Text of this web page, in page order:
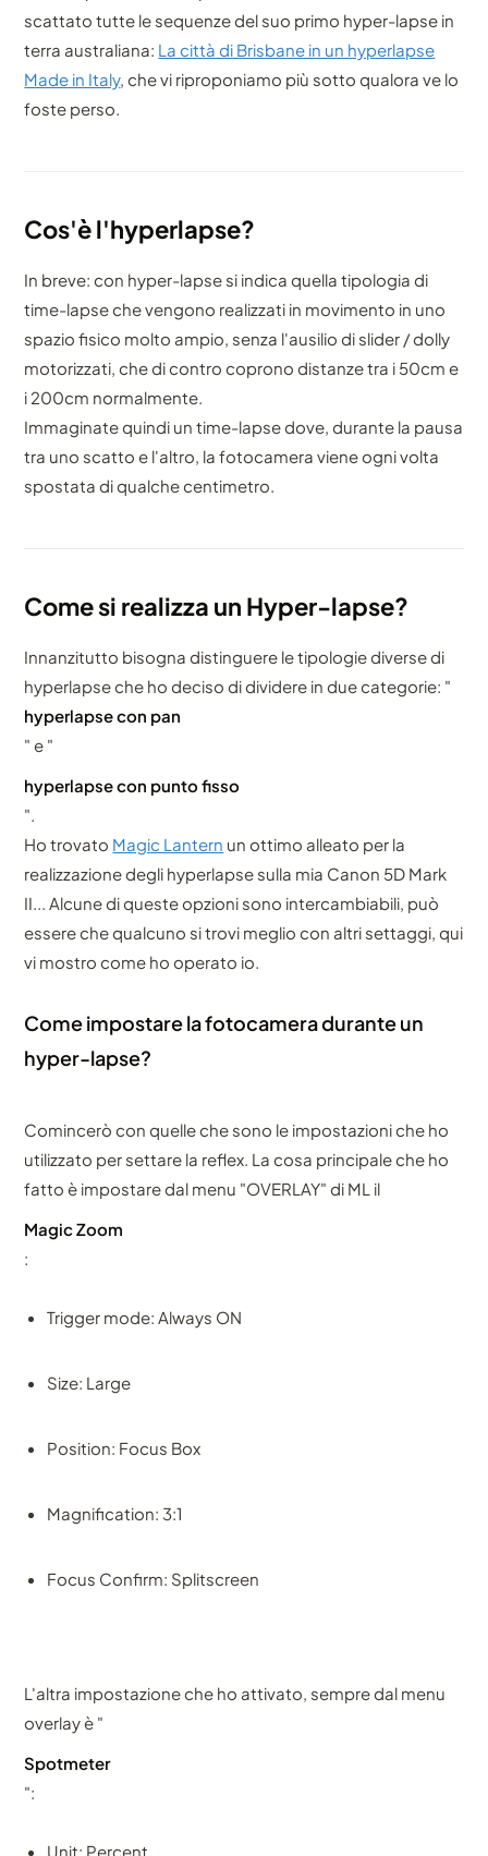
scattato tutte le sequenze del suo primo hyper-lapse in
terra australiana: La città di Brisbane in un hyperlapse
Made in Italy, che vi riproponiamo più sotto qualora ve lo
foste perso.
Cos'è l'hyperlapse?
In breve: con hyper-lapse si indica quella tipologia di
time-lapse che vengono realizzati in movimento in uno
spazio fisico molto ampio, senza l'ausilio di slider / dolly
motorizzati, che di contro coprono distanze tra i 50cm e
i 200cm normalmente.
Immaginate quindi un time-lapse dove, durante la pausa
tra uno scatto e l'altro, la fotocamera viene ogni volta
spostata di qualche centimetro.
Come si realizza un Hyper-lapse?
Innanzitutto bisogna distinguere le tipologie diverse di
hyperlapse che ho deciso di dividere in due categorie: "
hyperlapse con pan
" e "
hyperlapse con punto fisso
".
Ho trovato Magic Lantern un ottimo alleato per la
realizzazione degli hyperlapse sulla mia Canon 5D Mark
II... Alcune di queste opzioni sono intercambiabili, può
essere che qualcuno si trovi meglio con altri settaggi, qui
vi mostro come ho operato io.
Come impostare la fotocamera durante un
hyper-lapse?
Comincerò con quelle che sono le impostazioni che ho
utilizzato per settare la reflex. La cosa principale che ho
fatto è impostare dal menu "OVERLAY" di ML il
Magic Zoom
:
Trigger mode: Always ON
Size: Large
Position: Focus Box
Magnification: 3:1
Focus Confirm: Splitscreen
L'altra impostazione che ho attivato, sempre dal menu
overlay è "
Spotmeter
":
Unit: Percent